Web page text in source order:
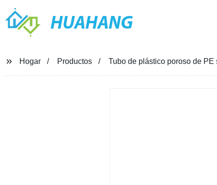
HUAHANG
Hogar Productos Tubo de plástico poroso de